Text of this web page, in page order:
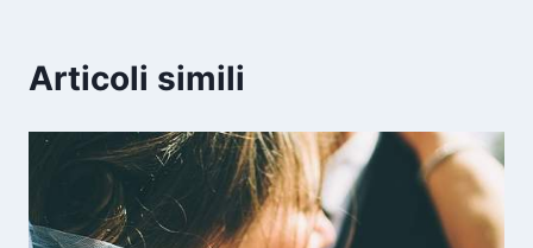
Articoli simili